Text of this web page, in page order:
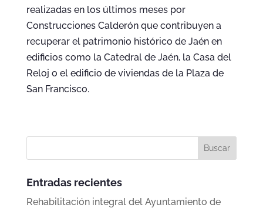
realizadas en los últimos meses por
Construcciones Calderón que contribuyen a
recuperar el patrimonio histórico de Jaén en
edificios como la Catedral de Jaén, la Casa del
Reloj o el edificio de viviendas de la Plaza de
San Francisco.
Entradas recientes
Rehabilitación integral del Ayuntamiento de